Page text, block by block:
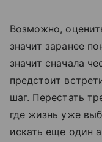
Возможно,
значит заранее
значит сначала
предстоит
шаг. Перестать
где жизнь уже
искать еще один